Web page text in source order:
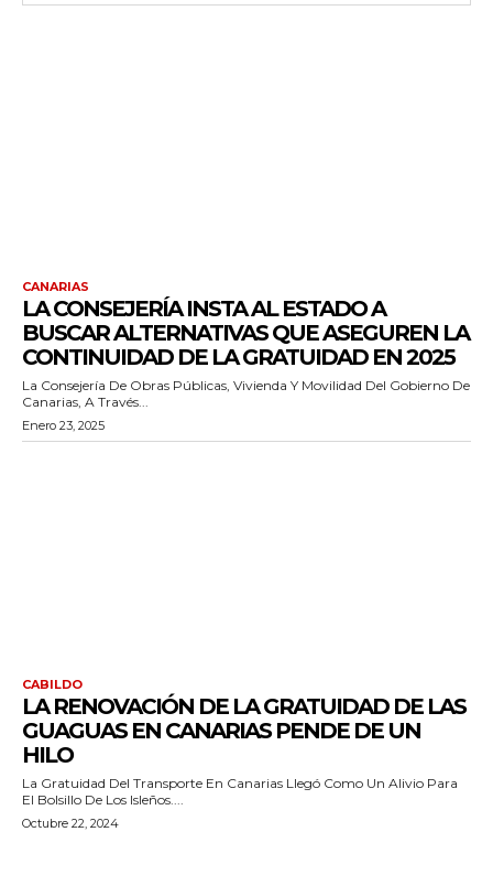
CANARIAS
LA CONSEJERÍA INSTA AL ESTADO A
BUSCAR ALTERNATIVAS QUE ASEGUREN LA
CONTINUIDAD DE LA GRATUIDAD EN 2025
La Consejería De Obras Públicas, Vivienda Y Movilidad Del Gobierno De
Canarias, A Través...
Enero 23, 2025
CABILDO
LA RENOVACIÓN DE LA GRATUIDAD DE LAS
GUAGUAS EN CANARIAS PENDE DE UN
HILO
La Gratuidad Del Transporte En Canarias Llegó Como Un Alivio Para
El Bolsillo De Los Isleños....
Octubre 22, 2024